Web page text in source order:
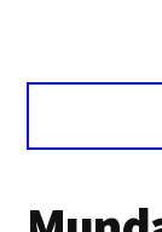
Voice